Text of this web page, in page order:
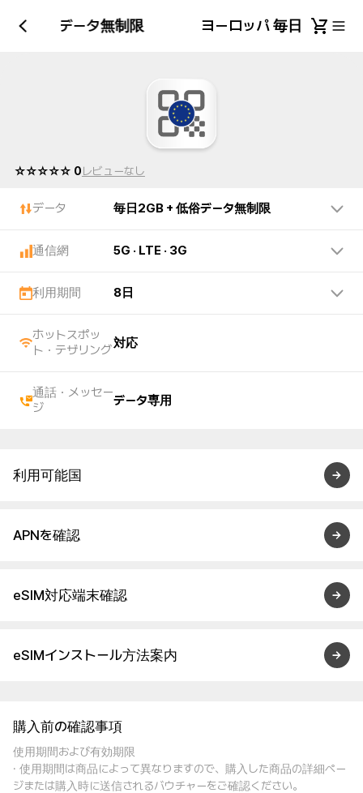
+ 低俗データ無制限 ヨーロッパ 毎日2GB +
☆☆☆☆☆ 0レビューなし
データ 毎日2GB + 低俗データ無制限
通信網 5G · LTE · 3G
利用期間 8日
ホットスポッ
ト・テザリング
対応
通話・メッセー
ジ
データ専用
利用可能国
APNを確認
eSIM対応端末確認
eSIMインストール方法案内
購入前の確認事項
使用期間および有効期限
· 使用期間は商品によって異なりますので、購入した商品の詳細ペー
ジまたは購入時に送信されるバウチャーをご確認ください。